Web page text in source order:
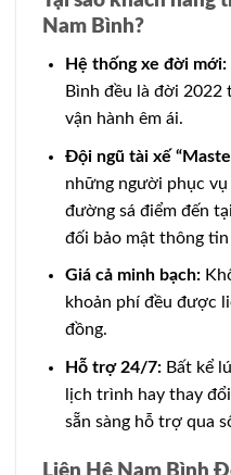
Nam Bình?
Hệ thống xe đời mới:
Bình đều là đời
vận hành êm ái.
Đội ngũ tài xế
những người phục vụ
đường sá điểm đến
đối bảo mật thông tin
Giá cả minh bạch:
khoản phí đều được
đồng.
Hỗ trợ 24/7:Bất kể
lịch trình hay thay
sẵn sàng hỗ trợ qua
Liên Hệ Nam Bình